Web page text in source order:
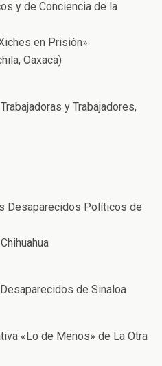
y de Conciencia de la
en Prisión»
Oaxaca)
y Trabajadores,
Desaparecidos Políticos de
de Sinaloa
«Lo de Menos» de La Otra